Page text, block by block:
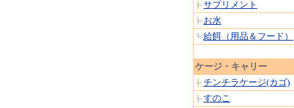
サプリメント
お水
給餌（用品＆フード）
ケージ・キャリー
チンチラケージ(カゴ)
すのこ